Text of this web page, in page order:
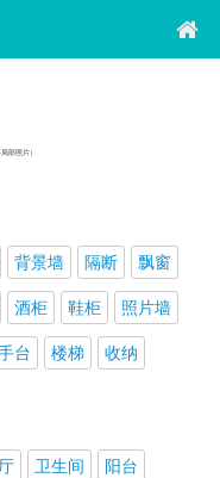
部照片）
背景墙 隔断
飘窗
酒柜 鞋柜
照片墙
台 楼梯 收纳
卫生间
阳台